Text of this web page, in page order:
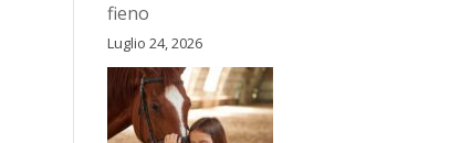
fieno
Luglio 24, 2026